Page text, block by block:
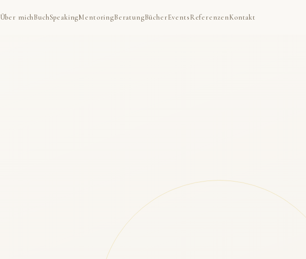
Über michBuchSpeakingMentoringBeratungBücherEventsReferenzenKontakt